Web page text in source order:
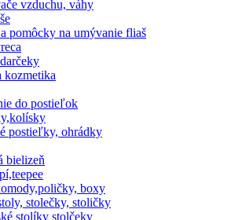
vzduchu, váhy
pomôcky na umývanie fliaš
kozmetika
do postieľok
postieľky, ohrádky
bielizeň
boxy
stolečky, stoličky
stolíky stolčeky